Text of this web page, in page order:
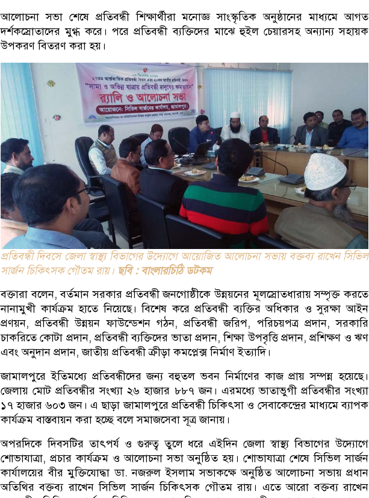
আলোচনা সভা শেষে প্রতিবন্ধী শিক্ষার্থীরা মনোজ্ঞ সাংস্কৃতিক অনুষ্ঠানের মাধ্যমে আগত
দর্শকস্রোতাদের মুগ্ধ করে। পরে প্রতিবন্ধী ব্যক্তিদের মাঝে হুইল চেয়ারসহ অন্যান্য সহায়ক
উপকরণ বিতরণ করা হয়।
প্রতিবন্ধী দিবসে জেলা স্বাস্থ্য বিভাগের উদ্যোগে আয়োজিত আলোচনা সভায় বক্তব্য রাখেন সিভিল
সার্জন চিকিৎসক গৌতম রায়। ছবি : বাংলারচিঠি ডটকম
বক্তারা বলেন, বর্তমান সরকার প্রতিবন্ধী জনগোষ্ঠীকে উন্নয়নের মূলস্রোতধারায় সম্পৃক্ত করতে
নানামুখী কার্যক্রম হাতে নিয়েছে। বিশেষ করে প্রতিবন্ধী ব্যক্তির অধিকার ও সুরক্ষা আইন
প্রণয়ন, প্রতিবন্ধী উন্নয়ন ফাউন্ডেশন গঠন, প্রতিবন্ধী জরিপ, পরিচয়পত্র প্রদান, সরকারি
চাকরিতে কোটা প্রদান, প্রতিবন্ধী ব্যক্তিদের ভাতা প্রদান, শিক্ষা উপবৃত্তি প্রদান, প্রশিক্ষণ ও ঋণ
এবং অনুদান প্রদান, জাতীয় প্রতিবন্ধী ক্রীড়া কমপ্লেক্স নির্মাণ ইত্যাদি।
জামালপুরে ইতিমধ্যে প্রতিবন্ধীদের জন্য বহুতল ভবন নির্মাণের কাজ প্রায় সম্পন্ন হয়েছে।
জেলায় মোট প্রতিবন্ধীর সংখ্যা ২৬ হাজার ৮৮৭ জন। এরমধ্যে ভাতাভুগী প্রতিবন্ধীর সংখ্যা
১৭ হাজার ৬০৩ জন। এ ছাড়া জামালপুরে প্রতিবন্ধী চিকিৎসা ও সেবাকেন্দ্রের মাধ্যমে ব্যাপক
কার্যক্রম বাস্তবায়ন করা হচ্ছে বলে সমাজসেবা সূত্র জানায়।
অপরদিকে দিবসটির তাৎপর্য ও গুরুত্ব তুলে ধরে এইদিন জেলা স্বাস্থ্য বিভাগের উদ্যোগে
শোভাযাত্রা, প্রচার কার্যক্রম ও আলোচনা সভা অনুষ্ঠিত হয়। শোভাযাত্রা শেষে সিভিল সার্জন
কার্যালয়ের বীর মুক্তিযোদ্ধা ডা. নজরুল ইসলাম সভাকক্ষে অনুষ্ঠিত আলোচনা সভায় প্রধান
অতিথির বক্তব্য রাখেন সিভিল সার্জন চিকিৎসক গৌতম রায়। এতে আরো বক্তব্য রাখেন